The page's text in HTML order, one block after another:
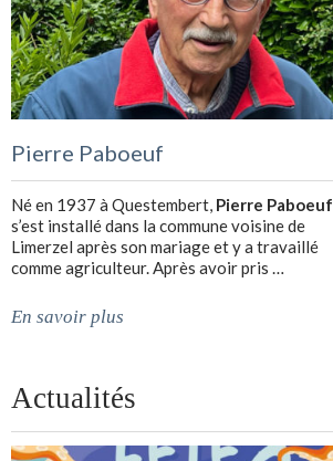
Pierre Paboeuf
Né en 1937 à Questembert, Pierre Paboeuf
s’est installé dans la commune voisine de
Limerzel après son mariage et y a travaillé
comme agriculteur. Après avoir pris …
En savoir plus
Actualités